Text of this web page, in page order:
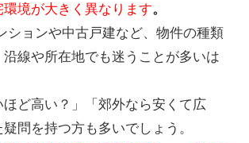
環境が大きく異なります。
ションや中古戸建など、物件の種類
沿線や所在地でも迷うことが多いは
ほど高い？」「郊外なら安くて広
問を持つ方も多いでしょう。